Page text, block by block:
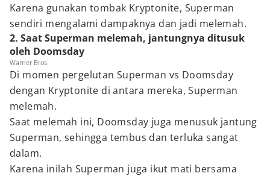
Karena gunakan tombak Kryptonite, Superman
sendiri mengalami dampaknya dan jadi melemah.
2. Saat Superman melemah, jantungnya ditusuk
oleh Doomsday
Warner Bros
Di momen pergelutan Superman vs Doomsday
dengan Kryptonite di antara mereka, Superman
melemah.
Saat melemah ini, Doomsday juga menusuk jantung
Superman, sehingga tembus dan terluka sangat
dalam.
Karena inilah Superman juga ikut mati bersama